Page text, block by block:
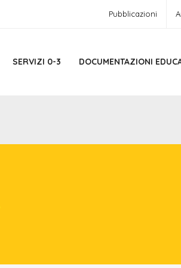
Pubblicazioni
SERVIZI 0-3 DOCUMENTAZIONI